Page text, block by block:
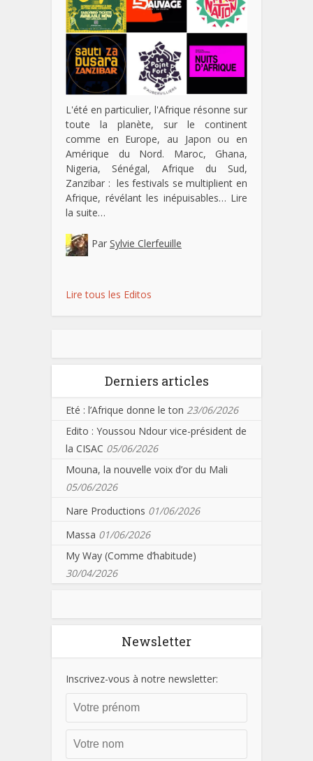
L'été en particulier, l'Afrique résonne sur
toute la planète, sur le continent
comme en Europe, au Japon ou en
Amérique du Nord. Maroc, Ghana,
Nigeria, Sénégal, Afrique du Sud,
Zanzibar : les festivals se multiplient en
Afrique, révélant les inépuisables… Lire
la suite…
Par Sylvie Clerfeuille
Lire tous les Editos
Derniers articles
Eté : l’Afrique donne le ton 23/06/2026
Edito : Youssou Ndour vice-président de
la CISAC 05/06/2026
Mouna, la nouvelle voix d’or du Mali
05/06/2026
Nare Productions 01/06/2026
Massa 01/06/2026
My Way (Comme d’habitude)
30/04/2026
Newsletter
Inscrivez-vous à notre newsletter: